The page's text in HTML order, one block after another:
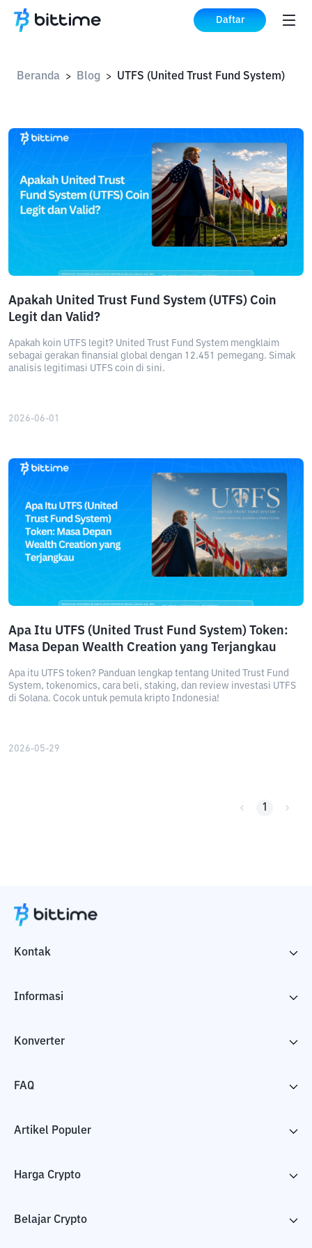
Daftar
Beranda > Blog > UTFS (United Trust Fund System)
Apakah United Trust Fund System (UTFS) Coin
Legit dan Valid?
Apakah koin UTFS legit? United Trust Fund System mengklaim
sebagai gerakan finansial global dengan 12.451 pemegang. Simak
analisis legitimasi UTFS coin di sini.
2026-06-01
Apa Itu UTFS (United Trust Fund System) Token:
Masa Depan Wealth Creation yang Terjangkau
Apa itu UTFS token? Panduan lengkap tentang United Trust Fund
System, tokenomics, cara beli, staking, dan review investasi UTFS
di Solana. Cocok untuk pemula kripto Indonesia!
2026-05-29
1
Kontak
Informasi
Konverter
FAQ
Artikel Populer
Harga Crypto
Belajar Crypto